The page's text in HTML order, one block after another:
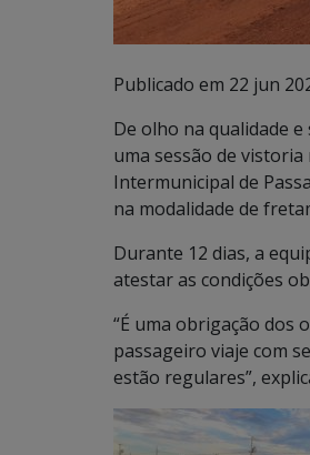
Publicado em 22 jun
De olho na qualidade e
uma sessão de
Intermunicipal de
na modalidade de
Durante 12 dias, a
atestar as condições
“É uma obrigação dos
passageiro viaje com
estão regulares”,